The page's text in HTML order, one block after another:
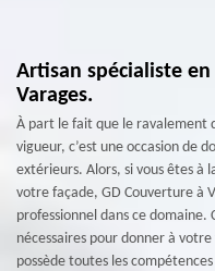
Artisan spécialiste
Varages.
À part le fait que le ravalement
vigueur, c’est une occasion de
extérieurs. Alors, si vous êtes à
votre façade, GD Couverture à
professionnel dans ce
nécessaires pour donner à
possède toutes les